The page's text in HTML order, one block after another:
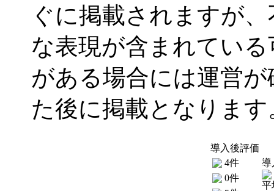
ぐに掲載されますが
な表現が含まれている
がある場合には運営が
た後に掲載となります
導入後評価
4件
0件
導
平